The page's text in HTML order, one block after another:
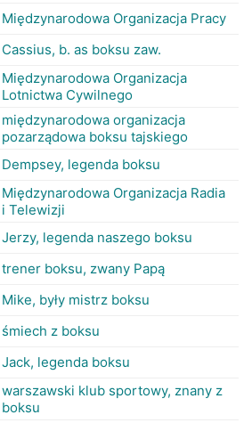
Międzynarodowa Organizacja Pracy
Cassius, b. as boksu zaw.
Międzynarodowa Organizacja
Lotnictwa Cywilnego
międzynarodowa organizacja
pozarządowa boksu tajskiego
Dempsey, legenda boksu
Międzynarodowa Organizacja Radia
i Telewizji
Jerzy, legenda naszego boksu
trener boksu, zwany Papą
Mike, były mistrz boksu
śmiech z boksu
Jack, legenda boksu
warszawski klub sportowy, znany z
boksu